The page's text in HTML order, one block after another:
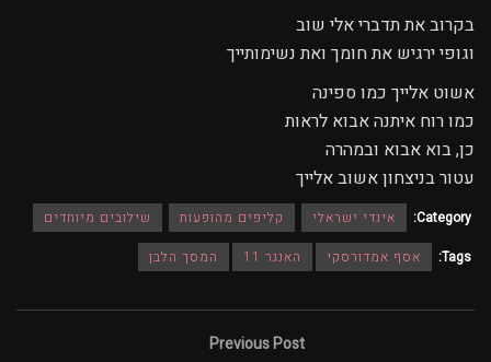
בקרוב את תדברי אלי שוב
וגופי ירגיש את חומך ואת נשימותייך
אשוט אלייך כמו ספינה
כמו רוח איתנה אבוא לראות
כן, בוא אבוא ובמהרה
עטור בניצחון אשוב אלייך
Category: אינדי ישראלי קליפים מהופעות
שילובים מיוחדים
Tags:
אסף אמדורסקי האנגר 11 המסך הלבן
Previous Post